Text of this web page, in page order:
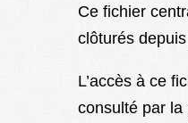
Ce fichier
clôturés
L’accès à ce
consulté par la